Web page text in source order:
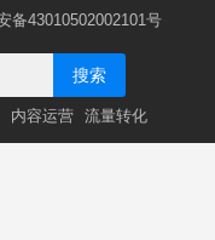
备43010502002101号
搜索
内容运营 流量转化